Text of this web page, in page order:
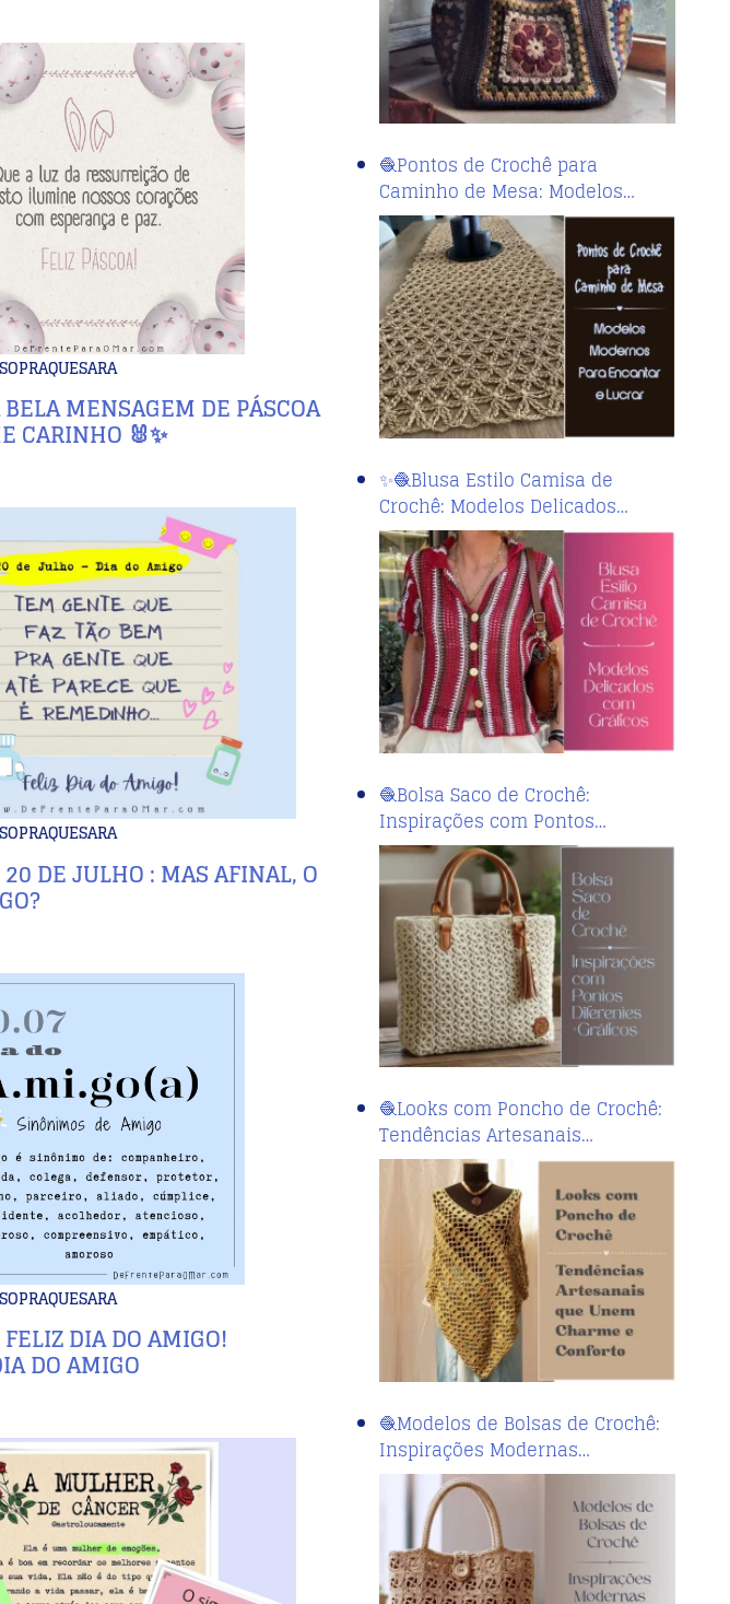
MENSAGEM DE PÁSCOA
CARINHO 🐰✨
DE JULHO : MAS AFINAL, O
DIA DO AMIGO!
DO AMIGO
🧶Pontos de Crochê para
Caminho de Mesa: Modelos…
✨🧶Blusa Estilo Camisa de
Crochê: Modelos Delicados…
🧶Bolsa Saco de Crochê:
Inspirações com Pontos…
🧶Looks com Poncho de Crochê:
Tendências Artesanais…
🧶Modelos de Bolsas de Crochê:
Inspirações Modernas…